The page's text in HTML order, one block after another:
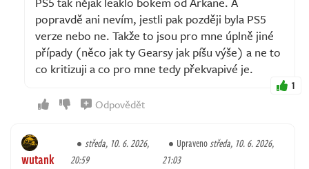
popravdě ani nevím, jestli pak později byla PS5
verze nebo ne. Takže to jsou pro mne úplně jiné
případy (něco jak ty Gearsy jak píšu výše) a ne to
co kritizuji a co pro mne tedy překvapivé je.
1
Odpovědět
wutank
středa, 10. 6. 2026,
20:59
Upravenostředa, 10. 6. 2026,
21:03